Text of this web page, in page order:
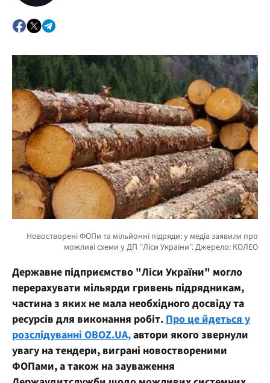
Державне підприємство "Ліси України" могло
перерахувати мільярди гривень підрядникам,
частина з яких не мала необхідного досвіду та
ресурсів для виконання робіт. Про це йдеться у
розслідуванні OBOZ.UA,автори якого звернули
увагу на тендери, виграні новоствореними
ФОПами, а також на зауваження